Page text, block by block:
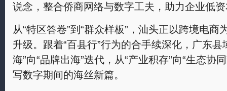
说念，整合侨商网络与数字工夫，助力企业低
从“特区答卷”到“群众样板”，汕头正以跨境电
升级。跟着“百县行”行为的合手续深化，广东县
海”向“品牌出海”迭代，从“产业积存”向“生态协
写数字期间的海丝新篇。